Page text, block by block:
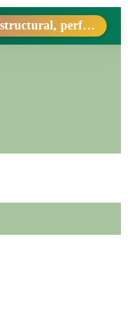
Racismo estructural, perfilamiento racial y abolicionismo carcelario.